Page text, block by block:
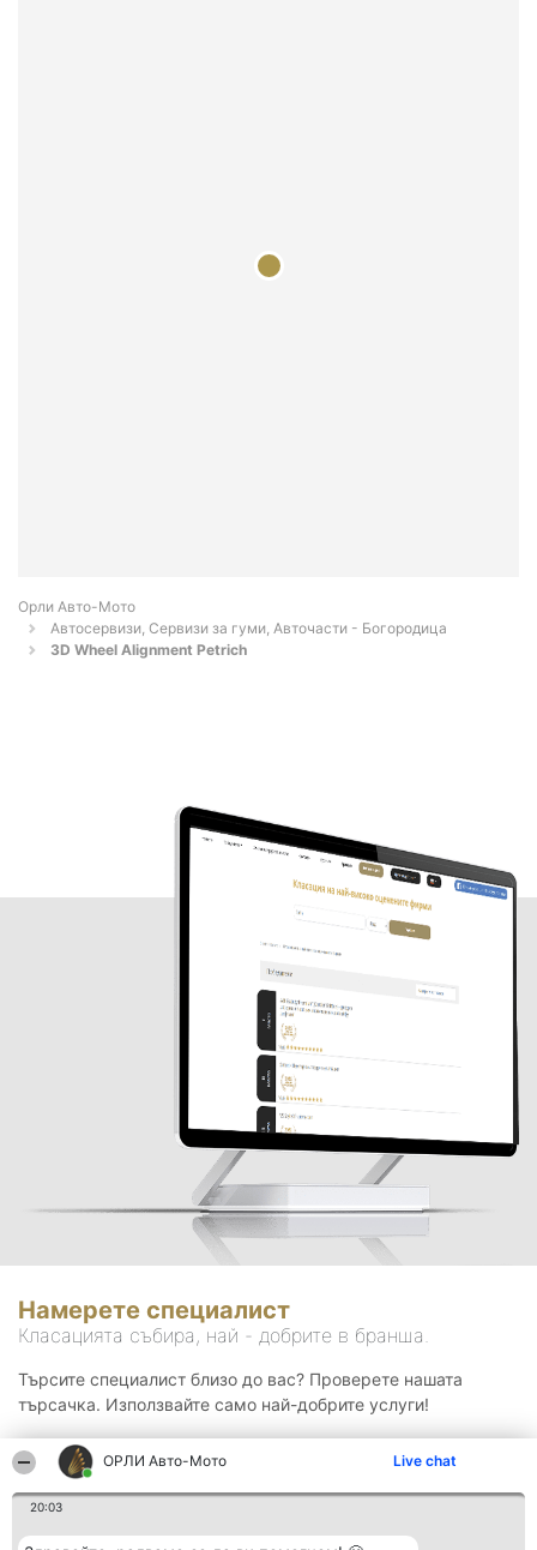
ОРЛИ Aвто-Mото Live chat
20:03
Орли Aвто-Mото
Автосервизи, Сервизи за гуми, Авточасти - Богородица
3D Wheel Alignment Petrich
Намерете специалист
Класацията събира, най - добрите в бранша.
Търсите специалист близо до вас? Проверете нашата
търсачка. Използвайте само най-добрите услуги!